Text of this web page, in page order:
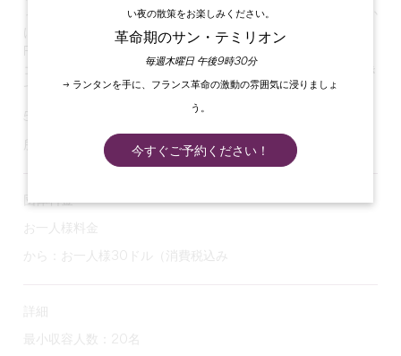
ィング・ワークショップを体験して、おいしい冒険の旅に出か
けてみませんか？
で試食することができます。
所要時間約1時間30分。
団体料金
お一人様料金
から：お一人様30ドル（消費税込み
最小収容人数：20名
い夜の散策をお楽しみください。
革命期のサン・テミリオン
毎週木曜日 午後9時30分
→ ランタンを手に、フランス革命の激動の雰囲気に浸りましょ
う。
今すぐご予約ください！